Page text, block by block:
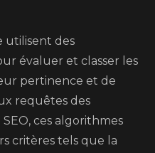
utilisent des
évaluer et classer les
pertinence et de
requêtes des
ces algorithmes
critères tels que la